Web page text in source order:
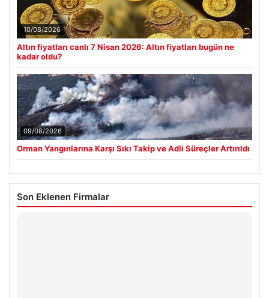
10/08/2026
Altın fiyatları canlı 7 Nisan 2026: Altın fiyatları bugün ne
kadar oldu?
09/08/2026
Orman Yangınlarına Karşı Sıkı Takip ve Adli Süreçler Artırıldı
Son Eklenen Firmalar